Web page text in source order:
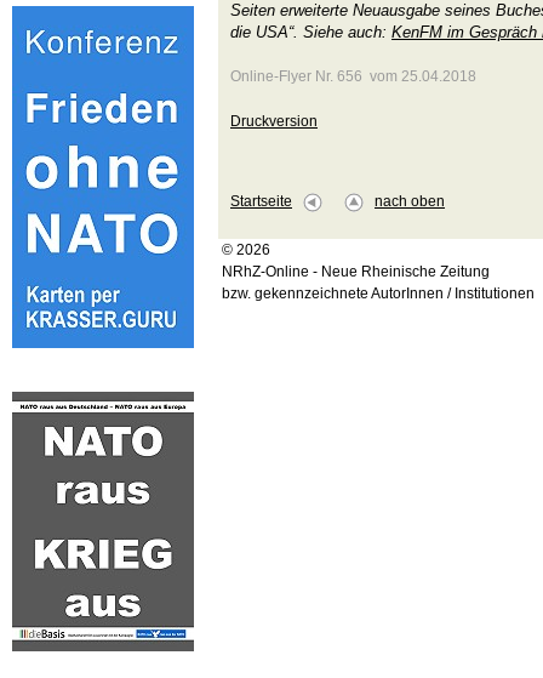
Seiten erweiterte Neuausgabe seines
die USA“. Siehe auch: KenFM im
Online-Flyer Nr. 656 vom 25.04.2018
Druckversion
Startseite nach oben
© 2026
NRhZ-Online - Neue Rheinische Zeitung
bzw. gekennzeichnete AutorInnen / Institutionen